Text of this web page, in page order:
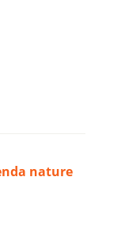
nature